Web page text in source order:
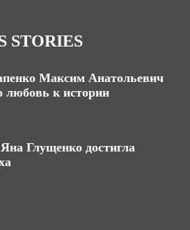
STORIES
Максим Анатольевич
любовь к истории
Глущенко достигла